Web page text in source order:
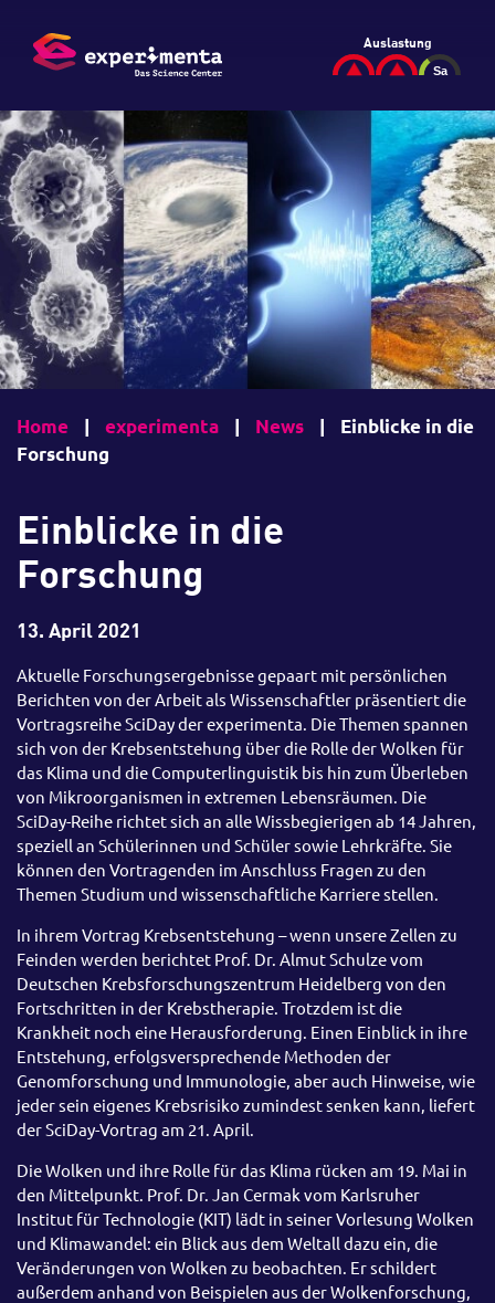
Auslastung
Home | experimenta | News |
Einblicke in die
Forschung
Einblicke in die
Forschung
13. April 2021
Aktuelle Forschungsergebnisse gepaart mit persönlichen
Berichten von der Arbeit als Wissenschaftler präsentiert die
Vortragsreihe SciDay der experimenta. Die Themen spannen
sich von der Krebsentstehung über die Rolle der Wolken für
das Klima und die Computerlinguistik bis hin zum Überleben
von Mikroorganismen in extremen Lebensräumen. Die
SciDay-Reihe richtet sich an alle Wissbegierigen ab 14 Jahren,
speziell an Schülerinnen und Schüler sowie Lehrkräfte. Sie
können den Vortragenden im Anschluss Fragen zu den
Themen Studium und wissenschaftliche Karriere stellen.
In ihrem Vortrag Krebsentstehung – wenn unsere Zellen zu
Feinden werden berichtet Prof. Dr. Almut Schulze vom
Deutschen Krebsforschungszentrum Heidelberg von den
Fortschritten in der Krebstherapie. Trotzdem ist die
Krankheit noch eine Herausforderung. Einen Einblick in ihre
Entstehung, erfolgsversprechende Methoden der
Genomforschung und Immunologie, aber auch Hinweise, wie
jeder sein eigenes Krebsrisiko zumindest senken kann, liefert
der SciDay-Vortrag am 21. April.
Die Wolken und ihre Rolle für das Klima rücken am 19. Mai in
den Mittelpunkt. Prof. Dr. Jan Cermak vom Karlsruher
Institut für Technologie (KIT) lädt in seiner Vorlesung Wolken
und Klimawandel: ein Blick aus dem Weltall dazu ein, die
Veränderungen von Wolken zu beobachten. Er schildert
außerdem anhand von Beispielen aus der Wolkenforschung,